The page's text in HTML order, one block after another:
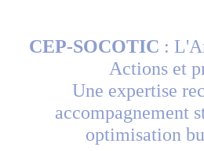
CEP-SOCOTIC :
Actions et
Une expertise
accompagnement
optimisation